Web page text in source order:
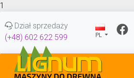
1
Dział sprzedaży
(+48) 602 622 599
PL